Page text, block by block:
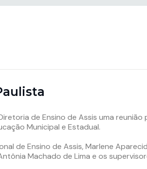
de Ensino de Assis uma
Municipal e Estadual.
de Ensino de Assis, Marlene
Machado de Lima e os